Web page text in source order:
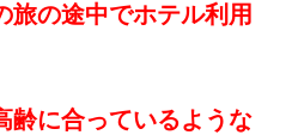
旅の途中でホテル利用
齢に合っているような